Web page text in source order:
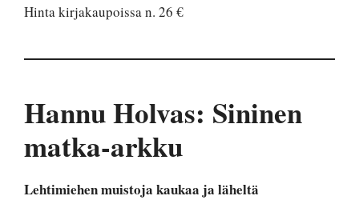
Hinta kirjakaupoissa n. 26 €
Hannu Holvas: Sininen
matka-arkku
Lehtimiehen muistoja kaukaa ja läheltä